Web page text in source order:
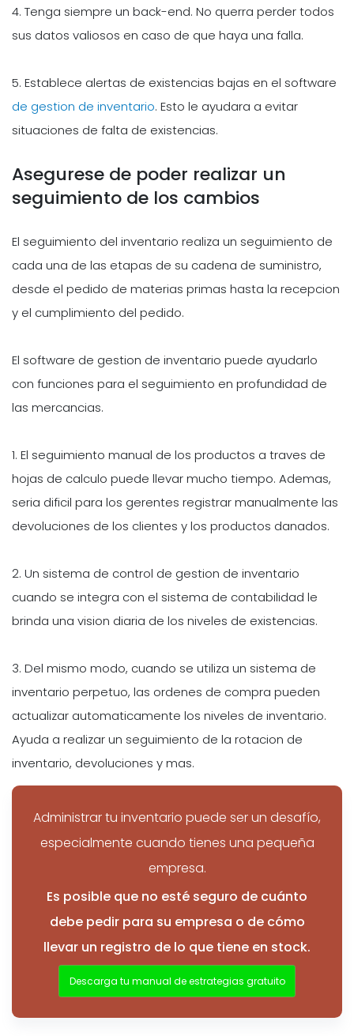
4. Tenga siempre un back-end. No querra perder todos
sus datos valiosos en caso de que haya una falla.
5. Establece alertas de existencias bajas en el software
de gestion de inventario. Esto le ayudara a evitar
situaciones de falta de existencias.
Asegurese de poder realizar un
seguimiento de los cambios
El seguimiento del inventario realiza un seguimiento de
cada una de las etapas de su cadena de suministro,
desde el pedido de materias primas hasta la recepcion
y el cumplimiento del pedido.
El software de gestion de inventario puede ayudarlo
con funciones para el seguimiento en profundidad de
las mercancias.
1. El seguimiento manual de los productos a traves de
hojas de calculo puede llevar mucho tiempo. Ademas,
seria dificil para los gerentes registrar manualmente las
devoluciones de los clientes y los productos danados.
2. Un sistema de control de gestion de inventario
cuando se integra con el sistema de contabilidad le
brinda una vision diaria de los niveles de existencias.
3. Del mismo modo, cuando se utiliza un sistema de
inventario perpetuo, las ordenes de compra pueden
actualizar automaticamente los niveles de inventario.
Ayuda a realizar un seguimiento de la rotacion de
inventario, devoluciones y mas.
Administrar tu inventario puede ser un desafío,
especialmente cuando tienes una pequeña
empresa.
Es posible que no esté seguro de cuánto
debe pedir para su empresa o de cómo
llevar un registro de lo que tiene en stock.
Descarga tu manual de estrategias gratuito